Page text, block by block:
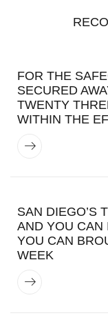
FOR THE
SECURED
TWENTY
WITHIN THE
SAN DIEGO’S
AND YOU CAN
YOU CAN
WEEK